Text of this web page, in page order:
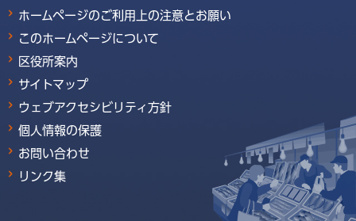
ホームページのご利用上の注意とお願い
このホームページについて
区役所案内
サイトマップ
ウェブアクセシビリティ方針
個人情報の保護
お問い合わせ
リンク集